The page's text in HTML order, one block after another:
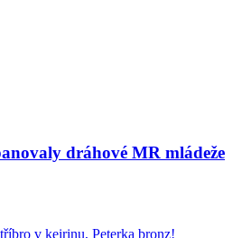
dráhové MR mládeže
v keirinu, Peterka bronz!